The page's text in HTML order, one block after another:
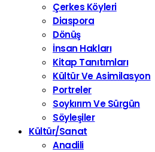
Çerkes Köyleri
Diaspora
Dönüş
İnsan Hakları
Kitap Tanıtımları
Kültür Ve Asimilasyon
Portreler
Soykırım Ve Sürgün
Söyleşiler
Kültür/Sanat
Anadili